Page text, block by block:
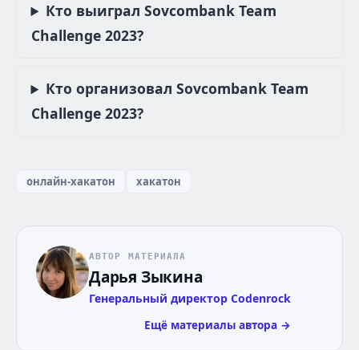
Кто выиграл Sovcombank Team
Challenge 2023?
Кто организовал Sovcombank Team
Challenge 2023?
онлайн-хакатон хакатон
АВТОР МАТЕРИАЛА
Дарья Зыкина
Генеральный директор Codenrock
Ещё материалы автора →